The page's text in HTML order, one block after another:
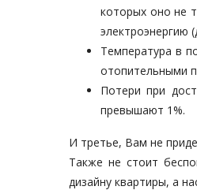
которых оно не
электроэнергию
Температура в
отопительными
Потери при
превышают 1%.
И третье, Вам не
Также не стоит
дизайну квартиры, а